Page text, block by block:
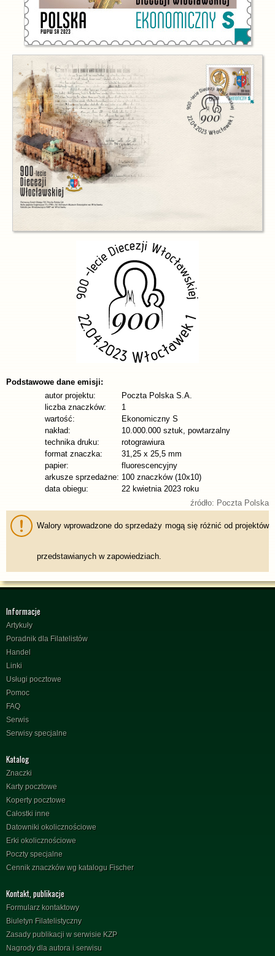
Podstawowe dane emisji:
autor projektu:
Poczta Polska S.A.
liczba znaczków:
1
wartość:
Ekonomiczny S
nakład:
10.000.000 sztuk, powtarzalny
technika druku:
rotograwiura
format znaczka:
31,25 x 25,5 mm
papier:
fluorescencyjny
arkusze sprzedażne: 100 znaczków (10x10)
data obiegu:
22 kwietnia 2023 roku
źródło: Poczta Polska
Walory wprowadzone do sprzedaży mogą się różnić od projektów
przedstawianych w zapowiedziach.
Informacje
Artykuły
Poradnik dla Filatelistów
Handel
Linki
Usługi pocztowe
Pomoc
FAQ
Serwis
Serwisy specjalne
Katalog
Znaczki
Karty pocztowe
Koperty pocztowe
Całostki inne
Datowniki okolicznościowe
Erki okolicznościowe
Poczty specjalne
Cennik znaczków wg katalogu Fischer
Kontakt, publikacje
Formularz kontaktowy
Biuletyn Filatelistyczny
Zasady publikacji w serwisie KZP
Nagrody dla autora i serwisu